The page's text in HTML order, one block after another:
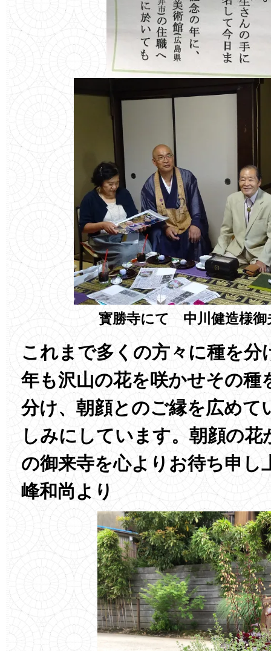
寳勝寺にて 中川健造様御
これまで多くの方々に種を分
年も沢山の花を咲かせその種
分け、朝顔とのご縁を広めて
しみにしています。朝顔の花
の御来寺を心よりお待ち申し
峰和尚より